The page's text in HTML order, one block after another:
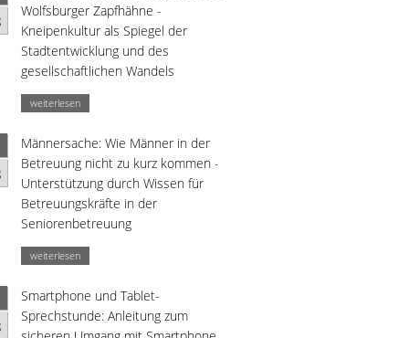
Wolfsburger Zapfhähne -
Kneipenkultur als Spiegel der
Stadtentwicklung und des
gesellschaftlichen Wandels
weiterlesen
Männersache: Wie Männer in der
Betreuung nicht zu kurz kommen -
Unterstützung durch Wissen für
Betreuungskräfte in der
Seniorenbetreuung
weiterlesen
Smartphone und Tablet-
Sprechstunde: Anleitung zum